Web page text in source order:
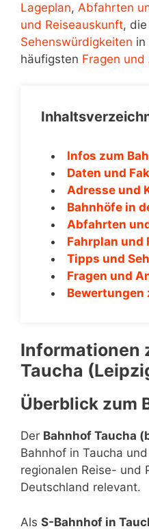
Lageplan, Abfahrten
und Reiseauskunft,
Sehenswürdigkeiten in
häufigsten Fragen und
Infos zum
Daten und
Adresse und
Bahnhöfe in
Abfahrten
Fahrplan und
Tipps und
Fragen und
Bewertungen
Informationen
Taucha
Überblick zum
Der Bahnhof Taucha
Bahnhof in Taucha
regionalen Reise- und
Deutschland relevant.
Als S-Bahnhof in